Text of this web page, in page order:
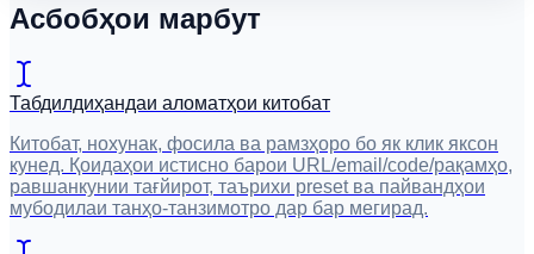
Асбобҳои марбут
Табдилдиҳандаи аломатҳои китобат
Китобат, нохунак, фосила ва рамзҳоро бо як клик яксон
кунед. Қоидаҳои истисно барои URL/email/code/рақамҳо,
равшанкунии тағйирот, таърихи preset ва пайвандҳои
мубодилаи танҳо-танзимотро дар бар мегирад.